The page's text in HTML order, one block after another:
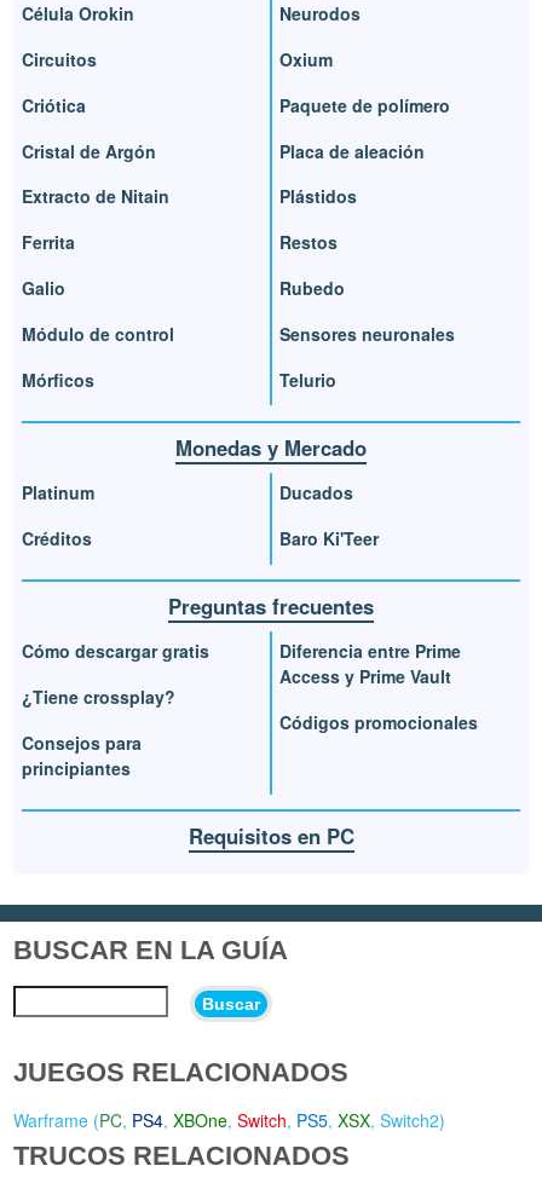
Célula Orokin
Circuitos
Criótica
Cristal de Argón
Extracto de Nitain
Ferrita
Galio
Módulo de control
Mórficos
Neurodos
Oxium
Paquete de polímero
Placa de aleación
Plástidos
Restos
Rubedo
Sensores neuronales
Telurio
Monedas y Mercado
Platinum
Créditos
Ducados
Baro Ki'Teer
Preguntas frecuentes
Cómo descargar gratis
¿Tiene crossplay?
Consejos para
principiantes
Diferencia entre Prime
Access y Prime Vault
Códigos promocionales
Requisitos en PC
BUSCAR EN LA GUÍA
Buscar
JUEGOS RELACIONADOS
Warframe (PC, PS4,XBOne,Switch, PS5,XSX,Switch2)
TRUCOS RELACIONADOS